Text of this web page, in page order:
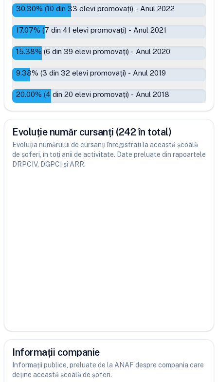
30.30% (10 din 33 elevi promovați) - Anul 2022
17.07% (7 din 41 elevi promovați) - Anul 2021
15.38% (6 din 39 elevi promovați) - Anul 2020
9.38% (3 din 32 elevi promovați) - Anul 2019
20.00% (4 din 20 elevi promovați) - Anul 2018
Evoluție număr cursanți (242 în total)
Evoluția numărului de cursanți înregistrați la această școală
de șoferi, în toți anii de activitate. Date preluate din rapoartele
DRPCIV, DGPCI și ARR.
Informații companie
Informații publice, preluate de la ANAF despre compania care
deține această școală de șoferi.